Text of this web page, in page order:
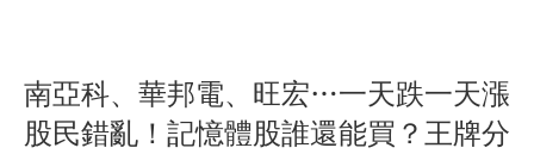
南亞科、華邦電、旺宏…一天跌一天漲
股民錯亂！記憶體股誰還能買？王牌分